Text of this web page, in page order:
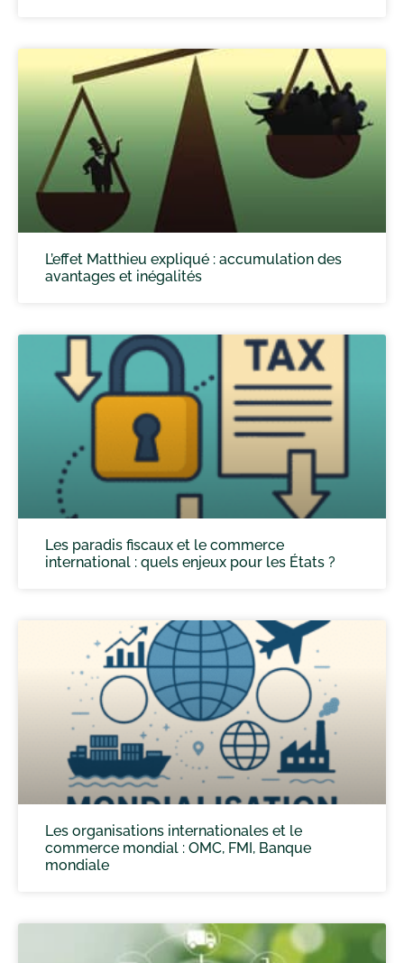
L’effet Matthieu expliqué : accumulation des
avantages et inégalités
Les paradis fiscaux et le commerce
international : quels enjeux pour les États ?
Les organisations internationales et le
commerce mondial : OMC, FMI, Banque
mondiale